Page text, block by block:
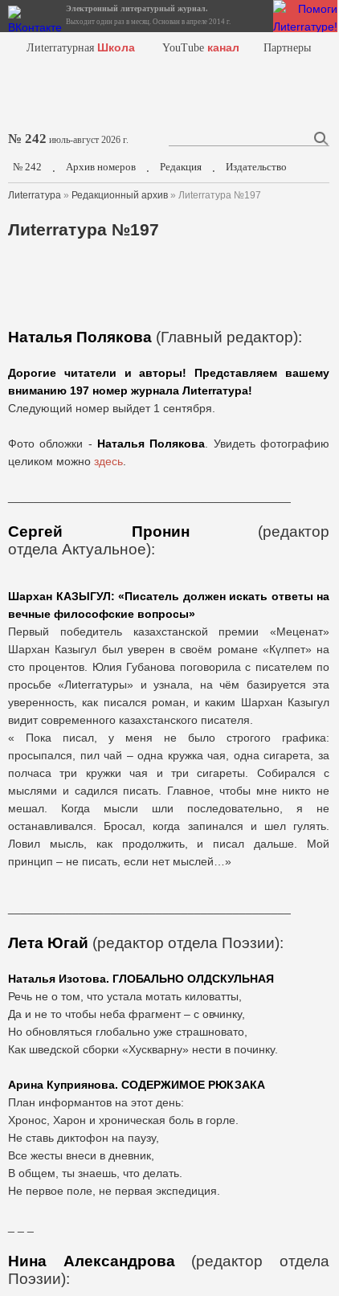
Электронный литературный журнал.
Выходит один раз в месяц. Основан в апреле 2014 г.
Лиterraтурная Школа YouTube канал Партнеры
№ 242 июль-август 2026 г.
№ 242 . Архив номеров . Редакция . Издательство
Лиterraтура » Редакционный архив » Лиterraтура №197
Лиterraтура №197
Наталья Полякова (Главный редактор):
Дорогие читатели и авторы! Представляем вашему
вниманию 197 номер журнала Лиterraтура!
Следующий номер выйдет 1 сентября.
Фото обложки - Наталья Полякова . Увидеть фотографию
целиком можно здесь
Сергей Пронин (редактор
отдела Актуальное):
Шархан КАЗЫГУЛ: «Писатель должен искать ответы на
вечные философские вопросы»
Первый победитель казахстанской премии «Меценат»
Шархан Казыгул был уверен в своём романе «Күлпет» на
сто процентов. Юлия Губанова поговорила с писателем по
просьбе «Лиterraтуры» и узнала, на чём базируется эта
уверенность, как писался роман, и каким Шархан Казыгул
видит современного казахстанского писателя.
« Пока писал, у меня не было строгого графика:
просыпался, пил чай – одна кружка чая, одна сигарета, за
полчаса три кружки чая и три сигареты. Собирался с
мыслями и садился писать. Главное, чтобы мне никто не
мешал. Когда мысли шли последовательно, я не
останавливался. Бросал, когда запинался и шел гулять.
Ловил мысль, как продолжить, и писал дальше. Мой
принцип – не писать, если нет мыслей…»
Лета Югай (редактор отдела Поэзии):
Наталья Изотова. ГЛОБАЛЬНО ОЛДСКУЛЬНАЯ
Речь не о том, что устала мотать киловатты,
Да и не то чтобы неба фрагмент – с овчинку,
Но обновляться глобально уже страшновато,
Как шведской сборки «Хускварну» нести в починку.
Арина Куприянова. СОДЕРЖИМОЕ РЮКЗАКА
План информантов на этот день:
Хронос, Харон и хроническая боль в горле.
Не ставь диктофон на паузу,
Все жесты внеси в дневник,
В общем, ты знаешь, что делать.
Не первое поле, не первая экспедиция.
Нина Александрова (редактор отдела
Поэзии):